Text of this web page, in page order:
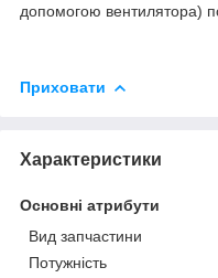
допомогою вентилятора)
Приховати
Характеристики
Основні атрибути
Вид запчастини
Потужність